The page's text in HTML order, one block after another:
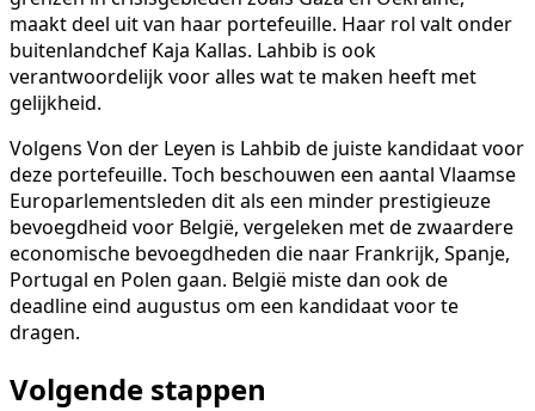
maakt deel uit van haar portefeuille. Haar rol valt onder
buitenlandchef Kaja Kallas. Lahbib is ook
verantwoordelijk voor alles wat te maken heeft met
gelijkheid.
Volgens Von der Leyen is Lahbib de juiste kandidaat voor
deze portefeuille. Toch beschouwen een aantal Vlaamse
Europarlementsleden dit als een minder prestigieuze
bevoegdheid voor België, vergeleken met de zwaardere
economische bevoegdheden die naar Frankrijk, Spanje,
Portugal en Polen gaan. België miste dan ook de
deadline eind augustus om een kandidaat voor te
dragen.
Volgende stappen